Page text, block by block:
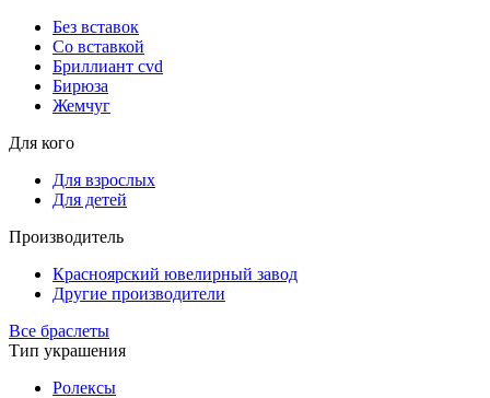
Без вставок
Со вставкой
Бриллиант cvd
Бирюза
Жемчуг
Для кого
Для взрослых
Для детей
Производитель
Красноярский ювелирный завод
Другие производители
Все браслеты
Тип украшения
Ролексы